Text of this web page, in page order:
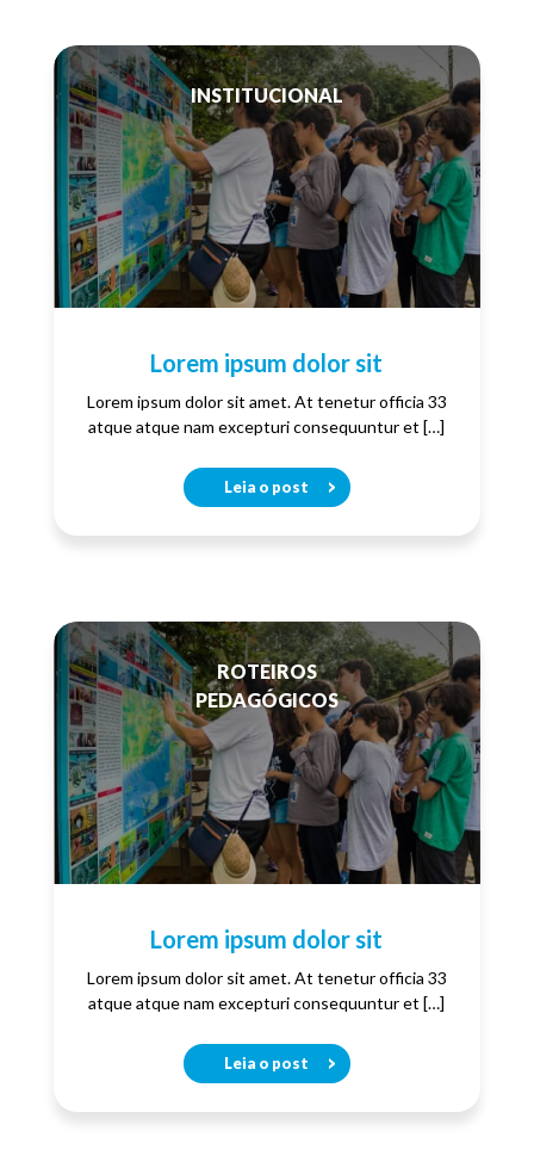
INSTITUCIONAL
Lorem ipsum dolor sit
Lorem ipsum dolor sit amet. At tenetur officia 33
atque atque nam excepturi consequuntur et […]
Leia o post
ROTEIROS
PEDAGÓGICOS
Lorem ipsum dolor sit
Lorem ipsum dolor sit amet. At tenetur officia 33
atque atque nam excepturi consequuntur et […]
Leia o post